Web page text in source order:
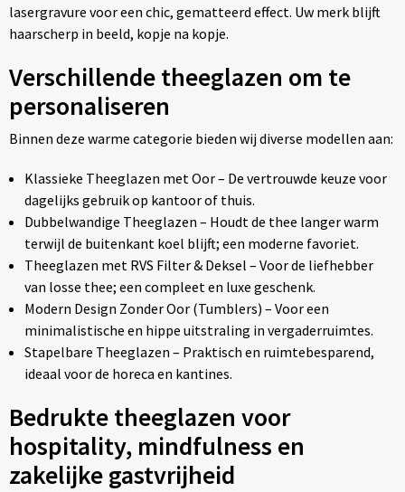
lasergravure voor een chic, gematteerd effect. Uw merk blijft
haarscherp in beeld, kopje na kopje.
Verschillende theeglazen om te
personaliseren
Binnen deze warme categorie bieden wij diverse modellen aan:
Klassieke Theeglazen met Oor – De vertrouwde keuze voor
dagelijks gebruik op kantoor of thuis.
Dubbelwandige Theeglazen – Houdt de thee langer warm
terwijl de buitenkant koel blijft; een moderne favoriet.
Theeglazen met RVS Filter & Deksel – Voor de liefhebber
van losse thee; een compleet en luxe geschenk.
Modern Design Zonder Oor (Tumblers) – Voor een
minimalistische en hippe uitstraling in vergaderruimtes.
Stapelbare Theeglazen – Praktisch en ruimtebesparend,
ideaal voor de horeca en kantines.
Bedrukte theeglazen voor
hospitality, mindfulness en
zakelijke gastvrijheid